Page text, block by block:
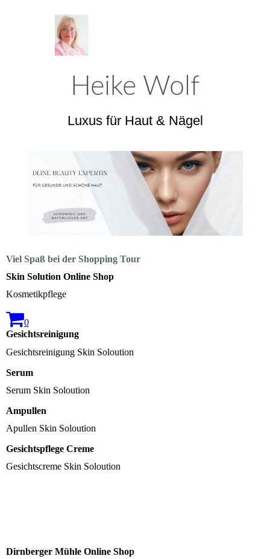
Heike Wolf
Luxus für Haut & Nägel
Viel Spaß bei der Shopping Tour
Skin Solution Online Shop
Kosmetikpflege
0
Gesichtsreinigung
Gesichtsreinigung Skin Soloution
Serum
Serum Skin Soloution
Ampullen
Apullen Skin Soloution
Gesichtspflege Creme
Gesichtscreme Skin Soloution
Dirnberger Mühle Online Shop